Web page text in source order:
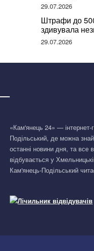
29.07.2026
Штрафи до
здивувала
Німеччині та
29.07.2026
«Кам'янець 24» — інтернет-
Подільський, де можна
останні новини дня, та все
відбувається у
Кам'янець-Подільський